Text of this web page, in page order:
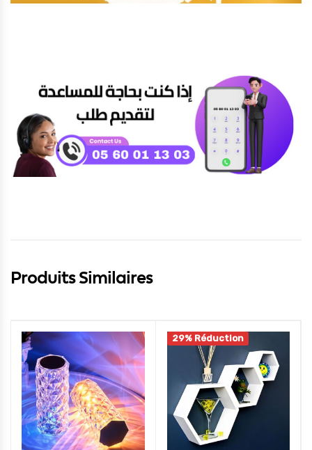
Produits Similaires
29% Réduction